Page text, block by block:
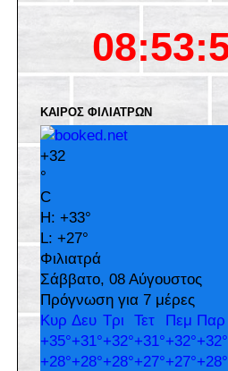
ΚΑΙΡΌΣ ΦΙΛΙΑΤΡΏΝ
+32
°
C
H: +33°
L: +27°
Φιλιατρά
Σάββατο, 08 Αύγουστος
Πρόγνωση για 7 μέρες
Κυρ Δευ Τρι Τετ Πεμ Παρ
+35°+31°+32°+31°+32°+32°
+28°+28°+28°+27°+27°+28°